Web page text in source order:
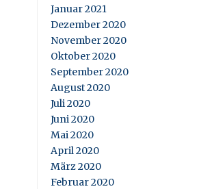
Januar 2021
Dezember 2020
November 2020
Oktober 2020
September 2020
August 2020
Juli 2020
Juni 2020
Mai 2020
April 2020
März 2020
Februar 2020